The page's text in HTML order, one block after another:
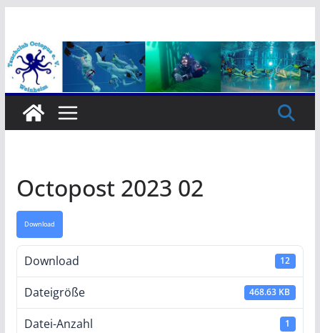
springen
Octopost 2023 02
Download
Download 12
Dateigröße 468.63 KB
Datei-Anzahl 1